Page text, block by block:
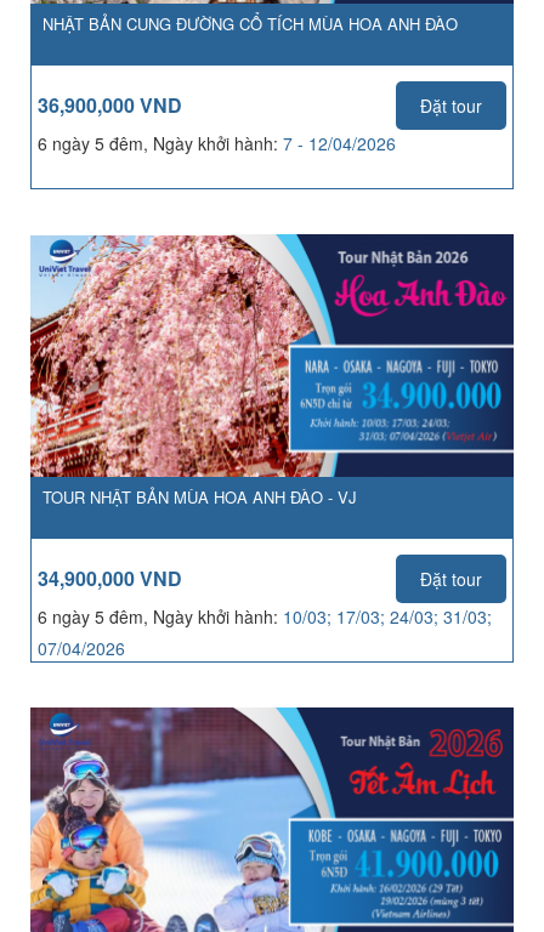
NHẬT BẢN CUNG ĐƯỜNG CỔ TÍCH MÙA HOA ANH ĐÀO
36,900,000 VND
Đặt tour
6 ngày 5 đêm, Ngày khởi hành: 7 - 12/04/2026
TOUR NHẬT BẢN MÙA HOA ANH ĐÀO - VJ
34,900,000 VND
Đặt tour
6 ngày 5 đêm, Ngày khởi hành: 10/03; 17/03; 24/03; 31/03;
07/04/2026